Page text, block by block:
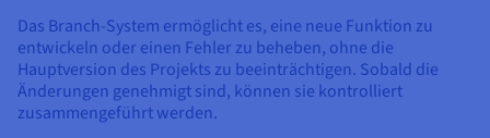
Das Branch-System ermöglicht es, eine neue Funktion zu
entwickeln oder einen Fehler zu beheben, ohne die
Hauptversion des Projekts zu beeinträchtigen. Sobald die
Änderungen genehmigt sind, können sie kontrolliert
zusammengeführt werden.